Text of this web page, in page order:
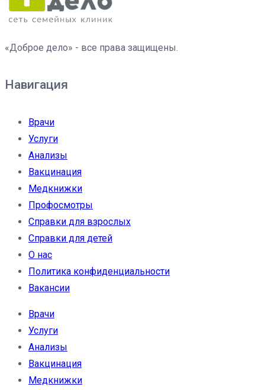
«Доброе дело» - все права защищены.
Навигация
Врачи
Услуги
Анализы
Вакцинация
Медкнижки
Профосмотры
Справки для взрослых
Справки для детей
О нас
Политика конфиденциальности
Вакансии
Врачи
Услуги
Анализы
Вакцинация
Медкнижки